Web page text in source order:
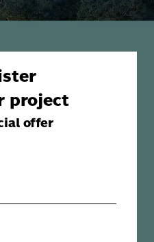
project
offer